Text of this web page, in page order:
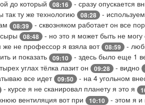
до который 08:16 - сразу опускается
ту же технологию 08:28 -
08:39 - сквозняком работает он все
08:48 - но это я может быть не могу
же не профессор я взяла вот 08:59 -
и показать 09:10 - здесь было еще 1
углах тёлка лазит он 09:28 - видно
все идет 09:50 - на 4 угольном
- курсе я не сканировал планету я это я
вентиляция вот при 10:10 - этом я и